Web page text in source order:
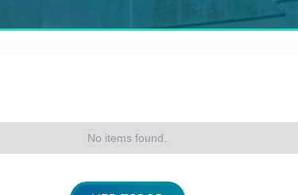
No items found.